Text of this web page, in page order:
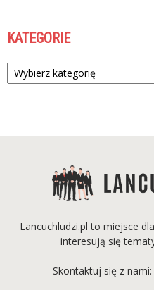
KATEGORIE
Kategorie
Lancuchludzi.pl to miejsce
interesują się
Skontaktuj się z nami: